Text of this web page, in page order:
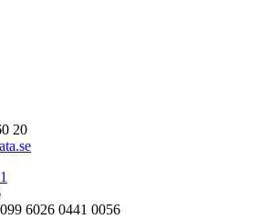
20
6026 0441 0056